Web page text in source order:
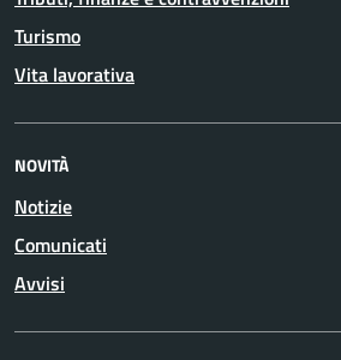
Turismo
Vita lavorativa
NOVITÀ
Notizie
Comunicati
Avvisi